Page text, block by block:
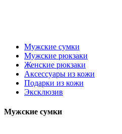
Мужские сумки
Мужские рюкзаки
Женские рюкзаки
Аксессуары из кожи
Подарки из кожи
Эксклюзив
Мужские сумки